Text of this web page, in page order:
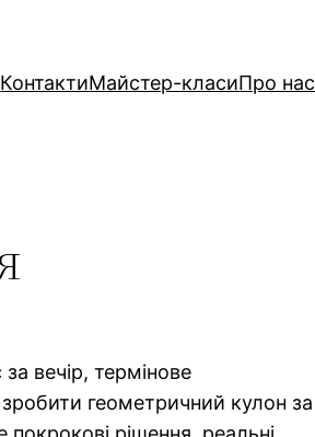
КонтактиМайстер-класиПро нас
вечір, термінове
геометричний кулон за